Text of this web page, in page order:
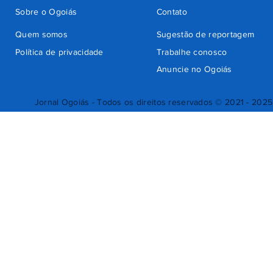
Jornal Ogoiás - Todos os direitos reservados © 2021 - 2025
Quem somos
Sugestão de reportagem
Trabalhe conosco
Política de privacidade
Anuncie no Ogoiás
Contato
Sobre o Ogoiás